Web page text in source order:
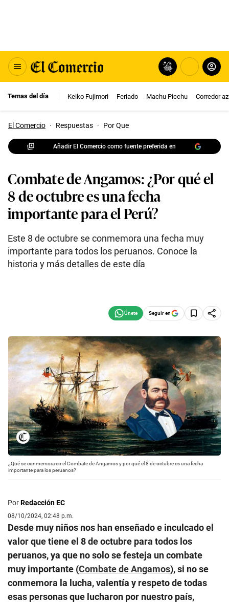
Temas del día Keiko Fujimori Feriado Machu Picchu Corredor
El Comercio · Respuestas · Por Que
Añadir El Comercio como fuente preferida en
Combate de Angamos: ¿Por qué el
8 de octubre es una fecha
importante para el Perú?
Este 8 de octubre se conmemora una fecha muy
importante para todos los peruanos. Conoce la
historia y más detalles de este día
Seguir en
¿Qué se conmemora en el Combate de Angamos y por qué el 8 de octubre es una fecha
importante para los peruanos?
PorRedacción EC
08/10/2024, 02:48 p.m.
Desde muy niños nos han enseñado e inculcado el
valor que tiene el 8 de octubre para todos los
peruanos, ya que no solo se festeja un combate
muy importante (Combate de Angamos), si no se
conmemora la lucha, valentía y respeto de todas
esas personas que lucharon por nuestro país,